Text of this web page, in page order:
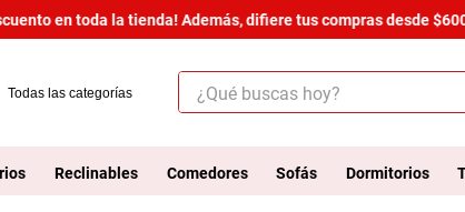
en toda la tienda! Además, difiere tus compras desde
¿Qué buscas hoy?
Reclinables Comedores Sofás Dormitorios
1.
salas